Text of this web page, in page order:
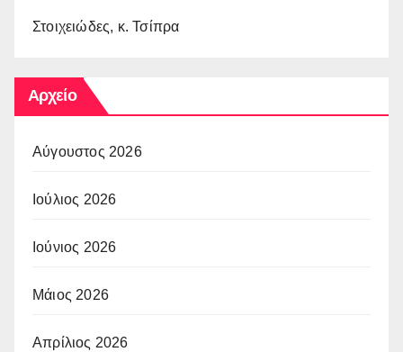
Στοιχειώδες, κ. Τσίπρα
Αρχείο
Αύγουστος 2026
Ιούλιος 2026
Ιούνιος 2026
Μάιος 2026
Απρίλιος 2026